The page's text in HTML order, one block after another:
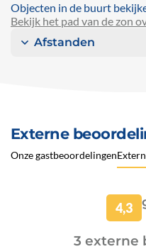
Objecten in de buurt
Bekijk het pad van de zon
Afstanden
Externe
Onze gastbeoordelingen
4,3
3 externe